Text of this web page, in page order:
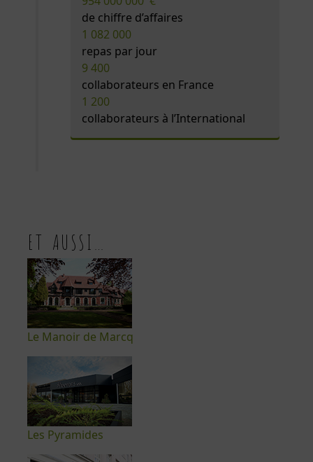
de chiffre d’affaires
1 082 000
repas par jour
9 400
collaborateurs en France
1 200
collaborateurs à l’International
ET AUSSI…
Le Manoir de Marcq
Les Pyramides